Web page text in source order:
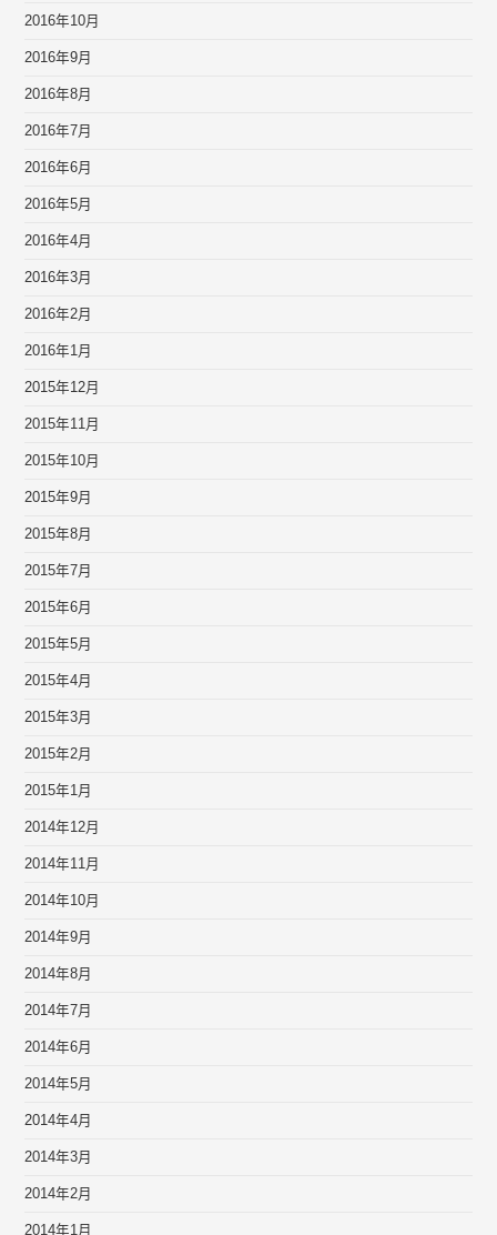
2016年10月
2016年9月
2016年8月
2016年7月
2016年6月
2016年5月
2016年4月
2016年3月
2016年2月
2016年1月
2015年12月
2015年11月
2015年10月
2015年9月
2015年8月
2015年7月
2015年6月
2015年5月
2015年4月
2015年3月
2015年2月
2015年1月
2014年12月
2014年11月
2014年10月
2014年9月
2014年8月
2014年7月
2014年6月
2014年5月
2014年4月
2014年3月
2014年2月
2014年1月